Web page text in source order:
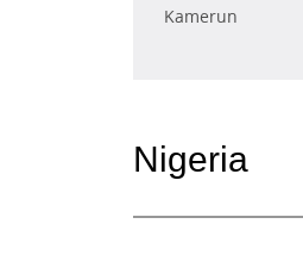
Kamerun
Nigeria